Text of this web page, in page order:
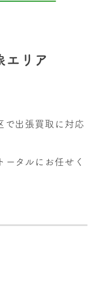
エリア
で出張買取に対応
ータルにお任せく